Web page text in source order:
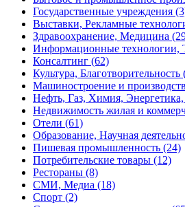
Государственные учреждения
Выставки, Рекламные
Здравоохранение, Медицина
Информационные технологии,
Консалтинг (62)
Культура, Благотворительность
Машиностроение и
Нефть, Газ, Химия, Энергетика,
Недвижимость жилая и
Отели (61)
Образование, Научная
Пишевая промышленность (24)
Потребительские товары (12)
Рестораны (8)
СМИ, Медиа (18)
Спорт (2)